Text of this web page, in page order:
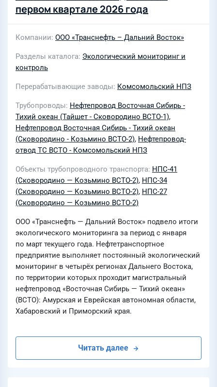
первом квартале 2026 года
Компании ООО «Транснефть – Дальний Восток»
Разделы каталога Экологический мониторинг и
контроль
Перерабатывающие заводы Комсомольский НПЗ
Трубопроводы Нефтепровод Восточная Сибирь -
Тихий океан (Тайшет - Сковородино ВСТО-1),
Нефтепровод Восточная Сибирь - Тихий океан
(Сковородино - Козьмино ВСТО-2), Нефтепровод-
отвод ТС ВСТО - Комсомольский НПЗ
Объекты трубопроводного транспорта НПС-41
(Сковородино — Козьмино ВСТО-2), НПС-34
(Сковородино — Козьмино ВСТО-2), НПС-27
(Сковородино — Козьмино ВСТО-2)
ООО «Транснефть — Дальний Восток» подвело итоги
экологического мониторинга за период с января
по март текущего года. Нефтетранспортное
предприятие выполняет постоянный экологический
мониторинг в четырёх регионах Дальнего Востока,
по территории которых проходит магистральный
нефтепровод «Восточная Сибирь — Тихий океан»
(ВСТО): Амурская и Еврейская автономная области,
Хабаровский и Приморский края.
Читать далее